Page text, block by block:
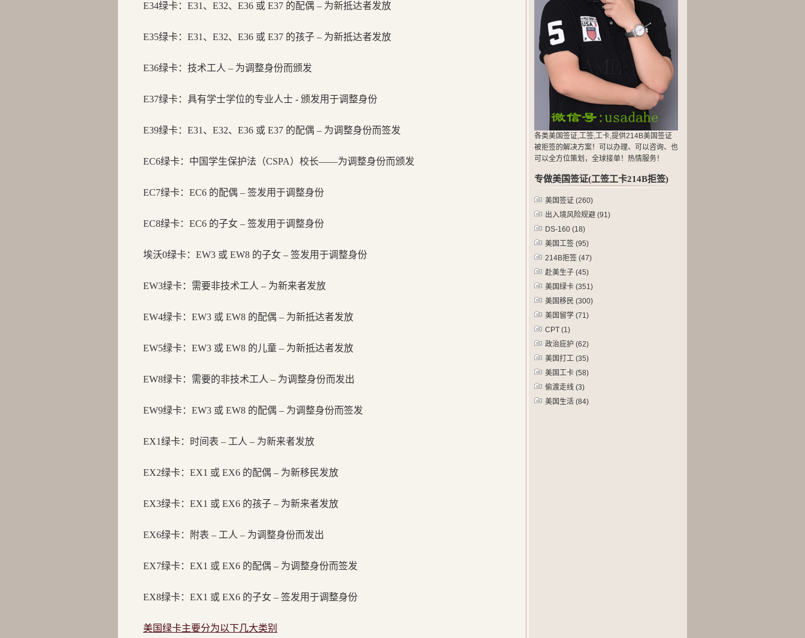
E34绿卡： E31、E32、E36 或 E37 的配偶 – 为新抵达者发放
E35绿卡： E31、E32、E36 或 E37 的孩子 – 为新抵达者发放
E36绿卡： 技术工人 – 为调整身份而颁发
E37绿卡： 具有学士学位的专业人士 - 颁发用于调整身份
E39绿卡： E31、E32、E36 或 E37 的配偶 – 为调整身份而签发
EC6绿卡： 中国学生保护法（CSPA）校长——为调整身份而颁发
EC7绿卡： EC6 的配偶 – 签发用于调整身份
EC8绿卡： EC6 的子女 – 签发用于调整身份
埃沃0绿卡： EW3 或 EW8 的子女 – 签发用于调整身份
EW3绿卡： 需要非技术工人 – 为新来者发放
EW4绿卡： EW3 或 EW8 的配偶 – 为新抵达者发放
EW5绿卡： EW3 或 EW8 的儿童 – 为新抵达者发放
EW8绿卡： 需要的非技术工人 – 为调整身份而发出
EW9绿卡： EW3 或 EW8 的配偶 – 为调整身份而签发
EX1绿卡： 时间表 – 工人 – 为新来者发放
EX2绿卡： EX1 或 EX6 的配偶 – 为新移民发放
EX3绿卡： EX1 或 EX6 的孩子 – 为新来者发放
EX6绿卡： 附表 – 工人 – 为调整身份而发出
EX7绿卡： EX1 或 EX6 的配偶 – 为调整身份而签发
EX8绿卡： EX1 或 EX6 的子女 – 签发用于调整身份
美国绿卡主要分为以下几大类别
各类美国签证,工签,工卡,提供214B美国签证
被拒签的解决方案！可以办理、可以咨询、也
可以全方位策划，全球接单！热情服务！
专做美国签证(工签工卡214B拒签)
美国签证 (260)
出入境风险规避 (91)
DS-160 (18)
美国工签 (95)
214B拒签 (47)
赴美生子 (45)
美国绿卡 (351)
美国移民 (300)
美国留学 (71)
CPT (1)
政治庇护 (62)
美国打工 (35)
美国工卡 (58)
偷渡走线 (3)
美国生活 (84)